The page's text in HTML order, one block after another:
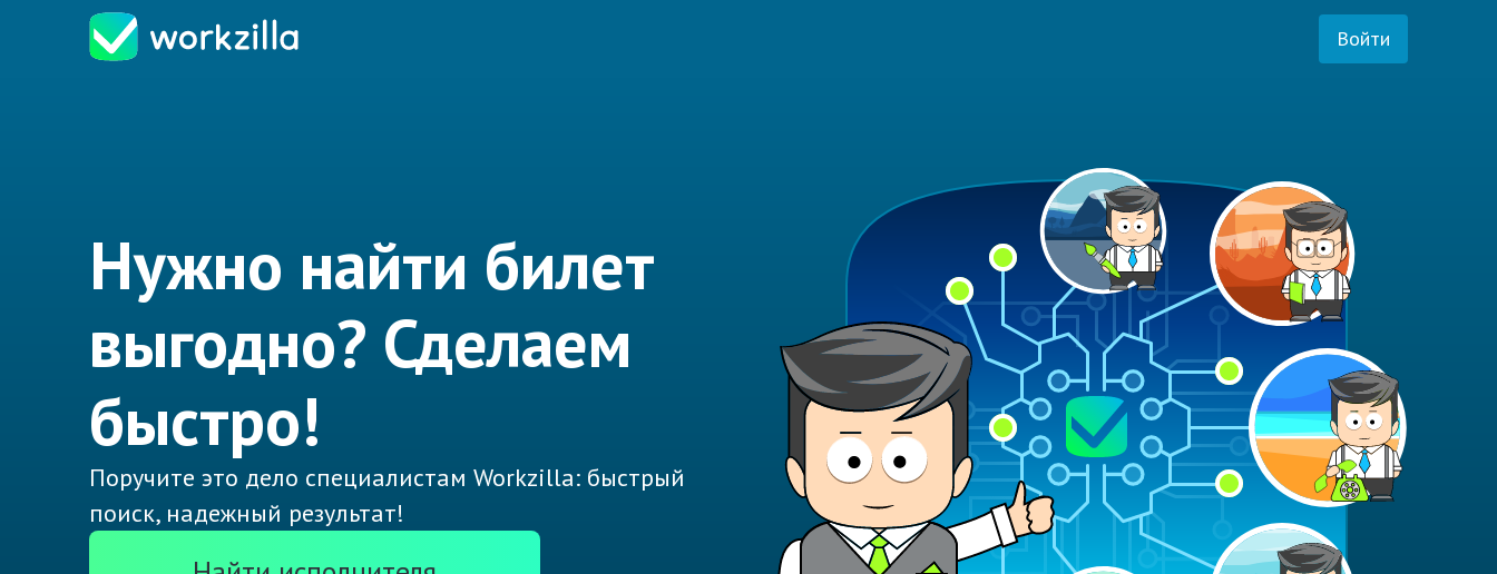
Войти
Нужно найти билет
выгодно? Сделаем
быстро!
Поручите это дело специалистам Workzilla: быстрый
поиск, надежный результат!